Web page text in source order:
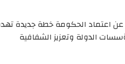
، عن اعتماد الحكومة خطة جديدة
الدولة وتعزيز الشفافية